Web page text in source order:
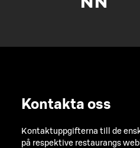
Kontakta oss
Kontaktuppgifterna till de
på respektive restaurangs